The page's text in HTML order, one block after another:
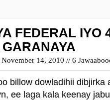
FEDERAL IYO
14, 2010 // 6
billow dowladihii dibjirka
ee laga kala keenay